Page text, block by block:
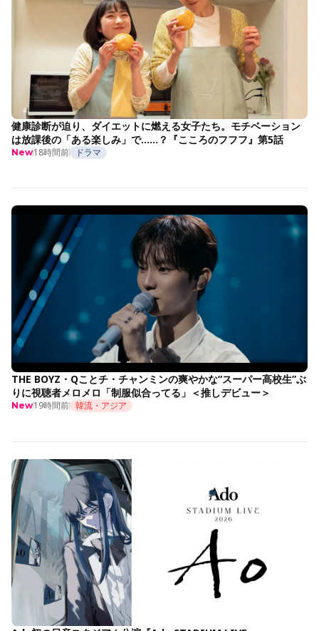
健康診断が迫り、ダイエットに燃える女子たち。モチベーション
は放課後の「ある楽しみ」で……？『こころのフフフ』第5話
New18時間前 ドラマ
THE BOYZ・Qことチ・チャンミンの爽やかな“スーパー高校生”ぶ
りに視聴者メロメロ「制服似合ってる」＜推しデビュー＞
New19時間前 韓流・アジア